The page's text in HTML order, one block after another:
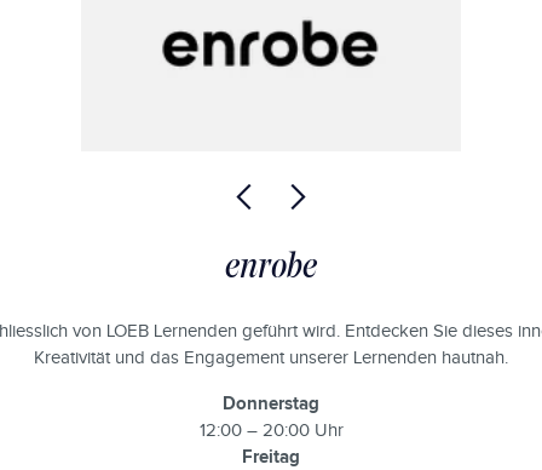
enrobe
von LOEB Lernenden geführt wird. Entdecken Sie dieses
Kreativität und das Engagement unserer Lernenden hautnah.
Donnerstag
12:00 – 20:00 Uhr
Freitag